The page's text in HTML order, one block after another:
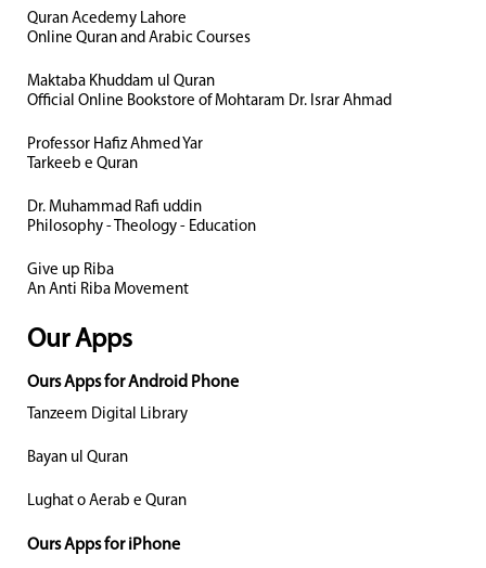
Quran Acedemy Lahore
Online Quran and Arabic Courses
Maktaba Khuddam ul Quran
Official Online Bookstore of Mohtaram Dr. Israr Ahmad
Professor Hafiz Ahmed Yar
Tarkeeb e Quran
Dr. Muhammad Rafi uddin
Philosophy - Theology - Education
Give up Riba
An Anti Riba Movement
Our Apps
Ours Apps for Android Phone
Tanzeem Digital Library
Bayan ul Quran
Lughat o Aerab e Quran
Ours Apps for iPhone